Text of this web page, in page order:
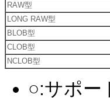
RAW型
LONG RAW型
BLOB型
CLOB型
NCLOB型
○:サポー